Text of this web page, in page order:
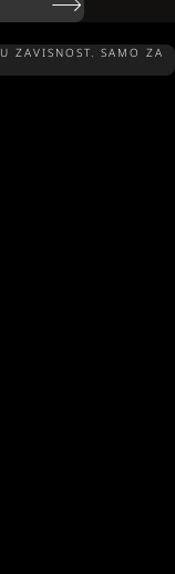
ZAVISNOST. SAMO ZA